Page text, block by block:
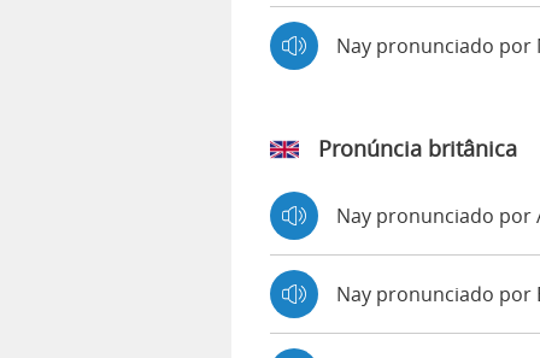
Nay pronunciado
Pronúncia britânica
Nay pronunciado por
Nay pronunciado por